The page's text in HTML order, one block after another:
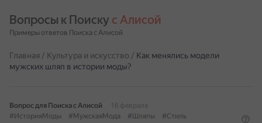
Вопросы к Поиску с Алисой
Примеры ответов Поиска с Алисой
Главная / Культура и искусство / Как менялись модели
мужских шляп в истории моды?
Вопрос для Поиска с Алисой
16 февраля
#ИсторияМоды
#МужскаяМода #Шляпы
#Стиль